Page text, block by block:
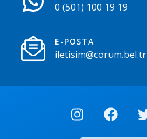
0 (501) 100 19 19
E-POSTA
iletisim@corum.bel.tr